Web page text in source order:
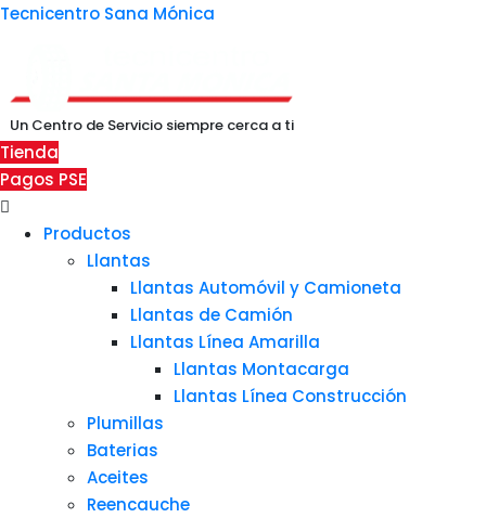
Tecnicentro Sana Mónica
Un Centro de Servicio siempre cerca a ti
Tienda
Pagos PSE
Menú
Productos
Llantas
Llantas Automóvil y Camioneta
Llantas de Camión
Llantas Línea Amarilla
Llantas Montacarga
Llantas Línea Construcción
Plumillas
Baterias
Aceites
Reencauche